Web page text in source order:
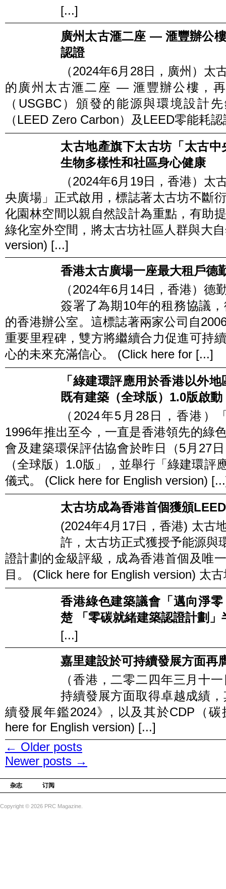
[...]
廣州太古滙二座 — 滙豐辦公
認證
（2024年6月28日，廣州）
的廣州太古滙二座 — 滙豐辦公樓，
（USGBC）頒發的能源與環境設計
（LEED Zero Carbon）及LEED零能耗
太古地產旗下太古坊「太古
生物多樣性和社區身心健康
（2024年6月19日，香港）
央廣場」正式啟用，標誌著太古坊不斷
化園林空間以親自然設計為重點，有助
綠化室外空間，將太古坊社區人群與大
version) [...]
香港太古廣場一座最大租戶德
（2024年6月14日，香港）
簽署了為期10年的租務協議
的香港辦公室。這標誌著兩家公司自
重要里程碑，雙方將繼續合力促進可持
心的未來充滿信心。 (Click here for [...]
「綠建環評應用於香港以外
既有建築（全球版）1.0版啟動
（2024年5月28日，香港）
1996年推出至今，一直是香港領先的綠
會及建築環保評估協會於昨日（5月27
（全球版）1.0版」，並舉行「綠建環
儀式。 (Click here for English version)
太古坊成為香港首個獲頒
(2024年4月17日，香港) 太古
許，太古坊正式獲授予能源與
證計劃的金級評級，成為香港首個及唯
目。 (Click here for English version) 太
香港綠色建築議會「邁向淨
楚 「零碳就緒建築認證計劃
[...]
嘉里建設於可持續發展方面再
（香港，二零二四年三月十
持續發展方面取得卓越成績
續發展年鑑2024》, 以及其於CDP（
here for English version) [...]
← Older posts
Newer posts →
杂志 订阅
Copyright © 2026 PRC Magazine.